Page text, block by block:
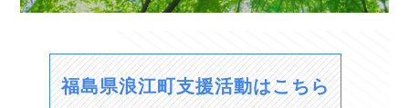
福島県浪江町支援活動はこちら